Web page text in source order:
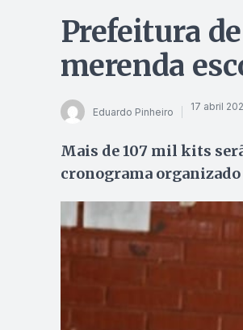
Prefeitura
merenda
Eduardo Pinheiro 17 abril
Mais de 107 mil kits
cronograma